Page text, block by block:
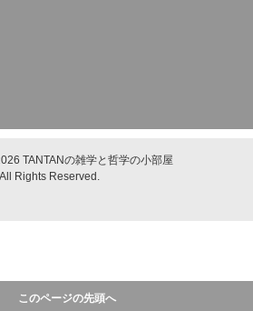
TANTANの雑学と哲学の小部屋
All Rights Reserved.
このページの先頭へ